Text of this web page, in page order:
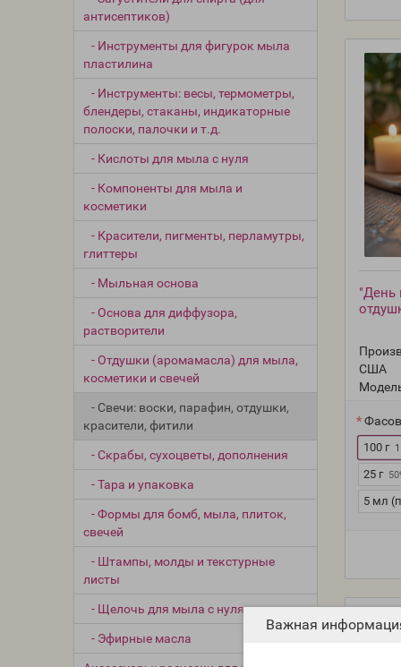
Важная
антисептиков)
- Инструменты для фигурок мыла
пластилина
- Инструменты: весы, термометры,
блендеры, стаканы, индикаторные
полоски, палочки и т.д.
- Кислоты для мыла с нуля
- Компоненты для мыла и
косметики
- Красители, пигменты, перламутры,
глиттеры
- Мыльная основа
- Основа для диффузора,
растворители
- Отдушки (аромамасла) для мыла,
косметики и свечей
- Свечи: воски, парафин, отдушки,
красители, фитили
- Скрабы, сухоцветы, дополнения
- Тара и упаковка
- Формы для бомб, мыла, плиток,
свечей
- Штампы, молды и текстурные
листы
- Щелочь для мыла с нуля
- Эфирные масла
"День
США
100 г
25 г
5 мл